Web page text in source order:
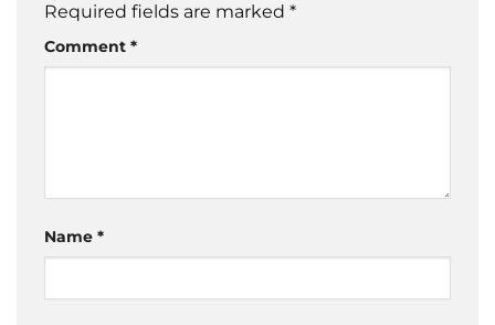
Required fields are marked *
Comment *
Name *